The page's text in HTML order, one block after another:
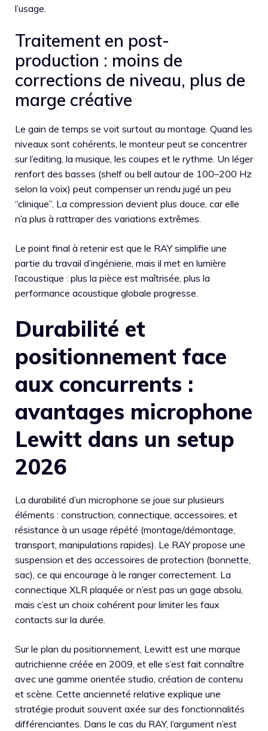
l’usage.
Traitement en post-
production : moins de
corrections de niveau, plus de
marge créative
Le gain de temps se voit surtout au montage. Quand les
niveaux sont cohérents, le monteur peut se concentrer
sur l’editing, la musique, les coupes et le rythme. Un léger
renfort des basses (shelf ou bell autour de 100–200 Hz
selon la voix) peut compenser un rendu jugé un peu
“clinique”. La compression devient plus douce, car elle
n’a plus à rattraper des variations extrêmes.
Le point final à retenir est que le RAY simplifie une
partie du travail d’ingénierie, mais il met en lumière
l’acoustique : plus la pièce est maîtrisée, plus la
performance acoustique globale progresse.
Durabilité et
positionnement face
aux concurrents :
avantages microphone
Lewitt dans un setup
2026
La durabilité d’un microphone se joue sur plusieurs
éléments : construction, connectique, accessoires, et
résistance à un usage répété (montage/démontage,
transport, manipulations rapides). Le RAY propose une
suspension et des accessoires de protection (bonnette,
sac), ce qui encourage à le ranger correctement. La
connectique XLR plaquée or n’est pas un gage absolu,
mais c’est un choix cohérent pour limiter les faux
contacts sur la durée.
Sur le plan du positionnement, Lewitt est une marque
autrichienne créée en 2009, et elle s’est fait connaître
avec une gamme orientée studio, création de contenu
et scène. Cette ancienneté relative explique une
stratégie produit souvent axée sur des fonctionnalités
différenciantes. Dans le cas du RAY, l’argument n’est